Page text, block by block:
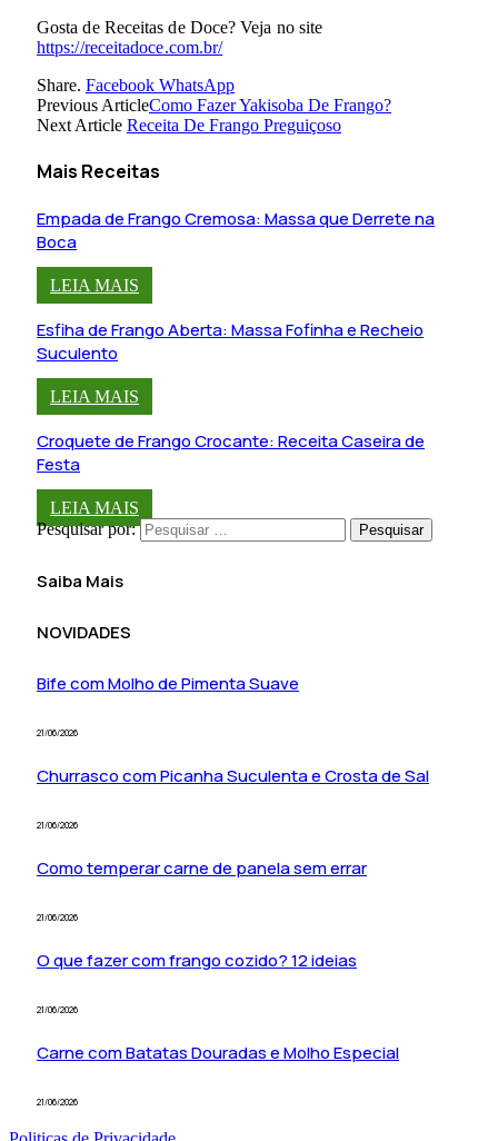
Gosta de Receitas de Doce? Veja no site
https://receitadoce.com.br/
Share. Facebook WhatsApp
Previous ArticleComo Fazer Yakisoba De Frango?
Next Article Receita De Frango Preguiçoso
Mais Receitas
Empada de Frango Cremosa: Massa que Derrete na
Boca
LEIA MAIS
Esfiha de Frango Aberta: Massa Fofinha e Recheio
Suculento
LEIA MAIS
Croquete de Frango Crocante: Receita Caseira de
Festa
LEIA MAIS
Pesquisar por:
Saiba Mais
NOVIDADES
Bife com Molho de Pimenta Suave
21/06/2026
Churrasco com Picanha Suculenta e Crosta de Sal
21/06/2026
Como temperar carne de panela sem errar
21/06/2026
O que fazer com frango cozido? 12 ideias
21/06/2026
Carne com Batatas Douradas e Molho Especial
21/06/2026